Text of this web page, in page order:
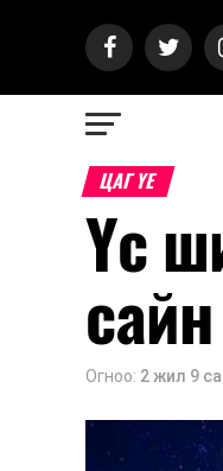
ЦАГ ҮЕ
Үс
Огноо: 2 жил 9